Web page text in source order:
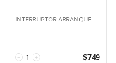
INTERRUPTOR ARRANQUE
+
− $749